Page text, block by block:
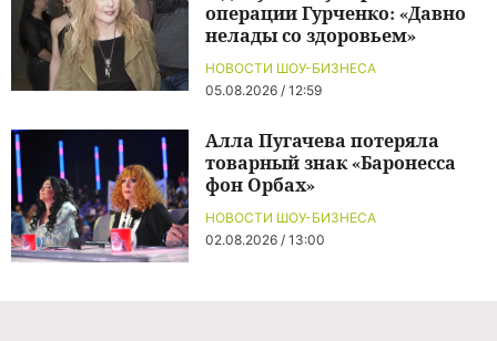
НОВОСТИ ШОУ-БИЗНЕСА
05.08.2026 / 12:59
операции Гурченко: «Давно
нелады со здоровьем»
НОВОСТИ ШОУ-БИЗНЕСА
02.08.2026 / 13:00
Алла Пугачева потеряла
товарный знак «Баронесса
фон Орбах»